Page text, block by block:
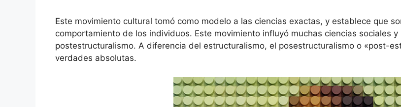
Este movimiento cultural tomó como modelo a las ciencias exactas, y establece que
comportamiento de los individuos. Este movimiento influyó muchas ciencias sociales
postestructuralismo. A diferencia del estructuralismo, el posestructuralismo o «post-
verdades absolutas.